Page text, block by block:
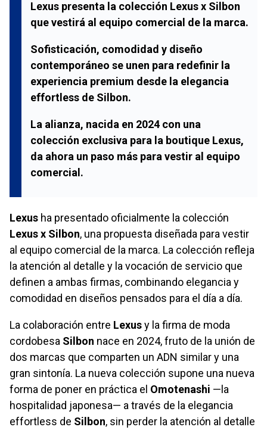
Lexus presenta la colección Lexus x Silbon
que vestirá al equipo comercial de la marca.
Sofisticación, comodidad y diseño
contemporáneo se unen para redefinir la
experiencia premium desde la elegancia
effortless de Silbon.
La alianza, nacida en 2024 con una
colección exclusiva para la boutique Lexus,
da ahora un paso más para vestir al equipo
comercial.
Lexus ha presentado oficialmente la colección
Lexus x Silbon, una propuesta diseñada para vestir
al equipo comercial de la marca. La colección refleja
la atención al detalle y la vocación de servicio que
definen a ambas firmas, combinando elegancia y
comodidad en diseños pensados para el día a día.
La colaboración entre Lexusy la firma de moda
cordobesa Silbon nace en 2024, fruto de la unión de
dos marcas que comparten un ADN similar y una
gran sintonía. La nueva colección supone una nueva
forma de poner en práctica el Omotenashi —la
hospitalidad japonesa— a través de la elegancia
effortless de Silbon, sin perder la atención al detalle